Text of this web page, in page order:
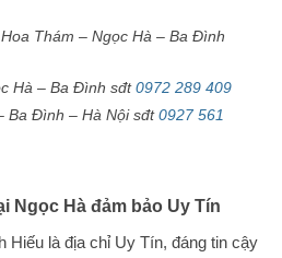
Thám – Ngọc Hà – Ba Đình
Hà – Ba Đình sđt0972 289 409
Ba Đình – Hà Nội sđt0927 561
Ngọc Hà đảm bảo Uy Tín
Hiếu là địa chỉ Uy Tín, đáng tin cậy